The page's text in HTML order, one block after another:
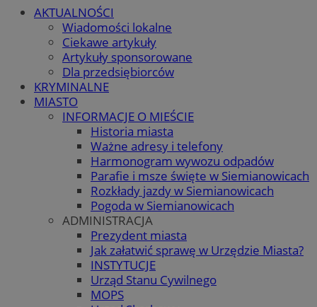
AKTUALNOŚCI
Wiadomości lokalne
Ciekawe artykuły
Artykuły sponsorowane
Dla przedsiębiorców
KRYMINALNE
MIASTO
INFORMACJE O MIEŚCIE
Historia miasta
Ważne adresy i telefony
Harmonogram wywozu odpadów
Parafie i msze święte w Siemianowicach
Rozkłady jazdy w Siemianowicach
Pogoda w Siemianowicach
ADMINISTRACJA
Prezydent miasta
Jak załatwić sprawę w Urzędzie Miasta?
INSTYTUCJE
Urząd Stanu Cywilnego
MOPS